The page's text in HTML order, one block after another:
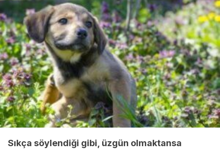
Sıkça söylendiği gibi, üzgün olmaktansa